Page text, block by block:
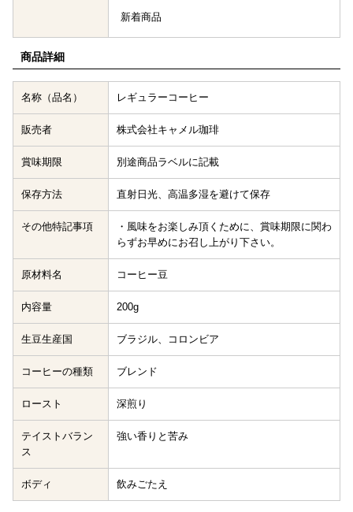
新着商品
商品詳細
名称（品名） レギュラーコーヒー
販売者 株式会社キャメル珈琲
賞味期限 別途商品ラベルに記載
保存方法 直射日光、高温多湿を避けて保存
その他特記事項
・風味をお楽しみ頂くために、賞味期限に関わ
らずお早めにお召し上がり下さい。
原材料名 コーヒー豆
内容量 200g
生豆生産国 ブラジル、コロンビア
コーヒーの種類 ブレンド
ロースト 深煎り
テイストバラン
ス
強い香りと苦み
ボディ 飲みごたえ